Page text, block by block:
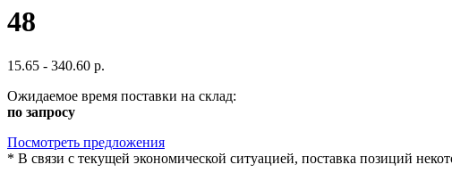
48
15.65 - 340.60 р.
Ожидаемое время поставки на склад:
по запросу
Посмотреть предложения
* В связи с текущей экономической ситуацией, поставка позиций